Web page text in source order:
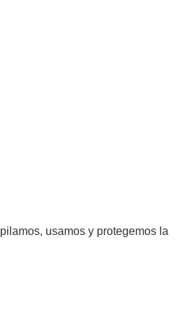
usamos y protegemos la